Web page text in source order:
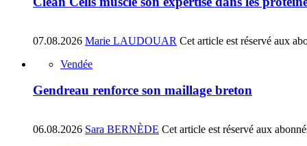
07.08.2026 Marie LAUDOUAR Cet article est réservé aux
Vendée
Gendreau renforce son maillage breton
06.08.2026 Sara BERNÈDE Cet article est réservé aux